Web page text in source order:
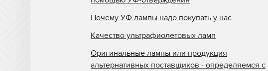
Почему УФ лампы надо покупать у нас
Качество ультрафиолетовых ламп
Оригинальные лампы или продукция
альтернативных поставщиков - определяемся с